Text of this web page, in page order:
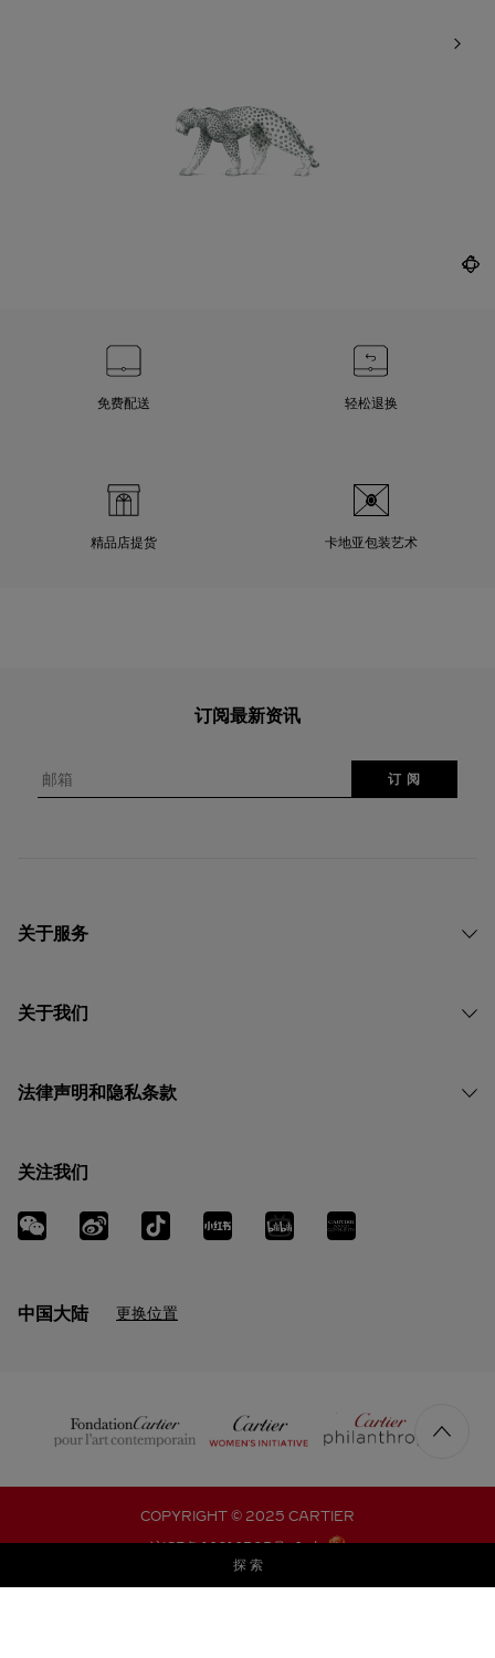
免费配送 轻松退换
精品店提货 卡地亚包装艺术
探 索
订阅最新资讯
邮箱 订 阅
关于服务
关于我们
法律声明和隐私条款
关注我们
中国大陆 更换位置
COPYRIGHT © 2025 CARTIER
沪ICP备 14014303号-4
|